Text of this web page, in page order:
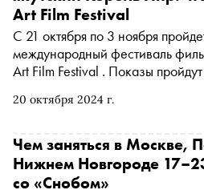
20 октября 2024 г.
Art Film Festival
С 21 октября по 3 ноября
международный фестиваль
Art Film Festival . Показы
Нижнем Новгороде, Перми и Самаре. 14
центрах и кинотеатрах. «Сноб»
работах, на которые стоит
очередь
Чем заняться в Москве,
Нижнем Новгороде
со «Снобом»